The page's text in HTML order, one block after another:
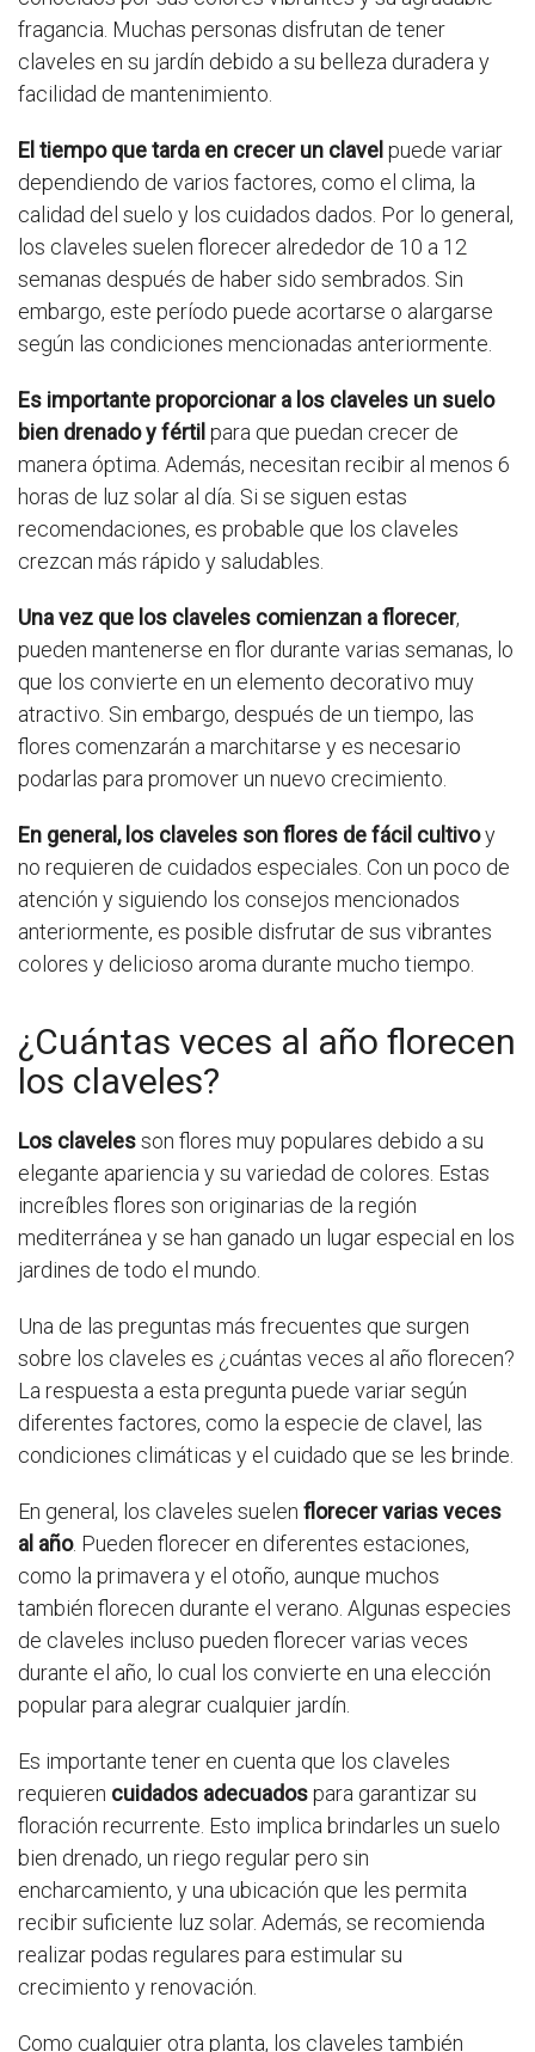
fragancia. Muchas personas disfrutan de tener
claveles en su jardín debido a su belleza duradera y
facilidad de mantenimiento.
El tiempo que tarda en crecer un clavel puede variar
dependiendo de varios factores, como el clima, la
calidad del suelo y los cuidados dados. Por lo general,
los claveles suelen florecer alrededor de 10 a 12
semanas después de haber sido sembrados. Sin
embargo, este período puede acortarse o alargarse
según las condiciones mencionadas anteriormente.
Es importante proporcionar a los claveles un suelo
bien drenado y fértil para que puedan crecer de
manera óptima. Además, necesitan recibir al menos 6
horas de luz solar al día. Si se siguen estas
recomendaciones, es probable que los claveles
crezcan más rápido y saludables.
Una vez que los claveles comienzan a florecer,
pueden mantenerse en flor durante varias semanas, lo
que los convierte en un elemento decorativo muy
atractivo. Sin embargo, después de un tiempo, las
flores comenzarán a marchitarse y es necesario
podarlas para promover un nuevo crecimiento.
En general, los claveles son flores de fácil cultivoy
no requieren de cuidados especiales. Con un poco de
atención y siguiendo los consejos mencionados
anteriormente, es posible disfrutar de sus vibrantes
colores y delicioso aroma durante mucho tiempo.
¿Cuántas veces al año florecen
los claveles?
Los clavelesson flores muy populares debido a su
elegante apariencia y su variedad de colores. Estas
increíbles flores son originarias de la región
mediterránea y se han ganado un lugar especial en los
jardines de todo el mundo.
Una de las preguntas más frecuentes que surgen
sobre los claveles es ¿cuántas veces al año florecen?
La respuesta a esta pregunta puede variar según
diferentes factores, como la especie de clavel, las
condiciones climáticas y el cuidado que se les brinde.
En general, los claveles suelen florecer varias veces
al año. Pueden florecer en diferentes estaciones,
como la primavera y el otoño, aunque muchos
también florecen durante el verano. Algunas especies
de claveles incluso pueden florecer varias veces
durante el año, lo cual los convierte en una elección
popular para alegrar cualquier jardín.
Es importante tener en cuenta que los claveles
requieren cuidados adecuadospara garantizar su
floración recurrente. Esto implica brindarles un suelo
bien drenado, un riego regular pero sin
encharcamiento, y una ubicación que les permita
recibir suficiente luz solar. Además, se recomienda
realizar podas regulares para estimular su
crecimiento y renovación.
Como cualquier otra planta, los claveles también